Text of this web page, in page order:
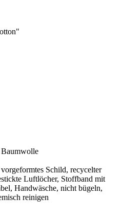
Baumwolle
Schild, recycelter
Luftlöcher, Stoffband mit
Handwäsche, nicht bügeln,
reinigen